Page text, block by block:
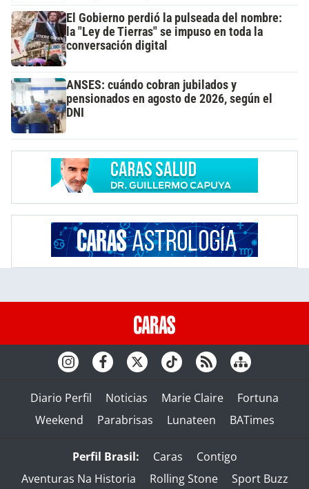
El Gobierno perdió la pulseada del nombre:
la "Ley de Tierras" se impuso en toda la
conversación digital
ANSES: cuándo cobran jubilados y
pensionados en agosto de 2026, según el
DNI
Diario Perfil Noticias Marie Claire
Fortuna
Weekend
Parabrisas Lunateen BATimes
Perfil Brasil: Caras
Contigo
Aventuras Na Historia
Rolling Stone Sport Buzz